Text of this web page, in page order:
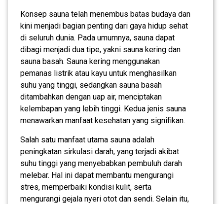
Konsep sauna telah menembus batas budaya dan
kini menjadi bagian penting dari gaya hidup sehat
di seluruh dunia. Pada umumnya, sauna dapat
dibagi menjadi dua tipe, yakni sauna kering dan
sauna basah. Sauna kering menggunakan
pemanas listrik atau kayu untuk menghasilkan
suhu yang tinggi, sedangkan sauna basah
ditambahkan dengan uap air, menciptakan
kelembapan yang lebih tinggi. Kedua jenis sauna
menawarkan manfaat kesehatan yang signifikan.
Salah satu manfaat utama sauna adalah
peningkatan sirkulasi darah, yang terjadi akibat
suhu tinggi yang menyebabkan pembuluh darah
melebar. Hal ini dapat membantu mengurangi
stres, memperbaiki kondisi kulit, serta
mengurangi gejala nyeri otot dan sendi. Selain itu,